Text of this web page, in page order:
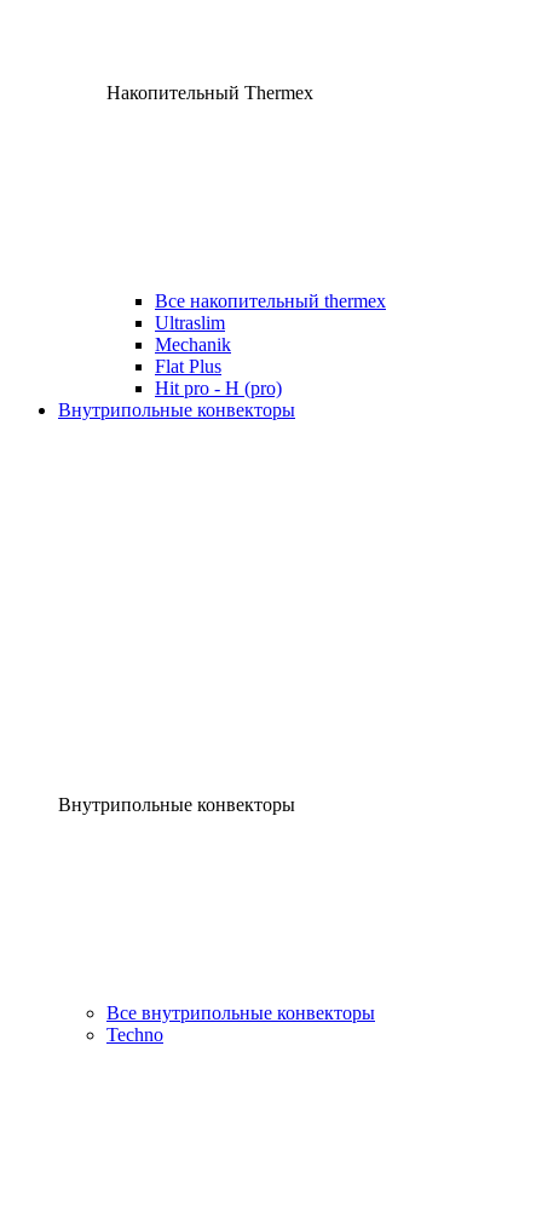
Накопительный Thermex
Все накопительный thermex
Ultraslim
Mechanik
Flat Plus
Hit pro - H (pro)
Внутрипольные конвекторы
Внутрипольные конвекторы
Все внутрипольные конвекторы
Techno